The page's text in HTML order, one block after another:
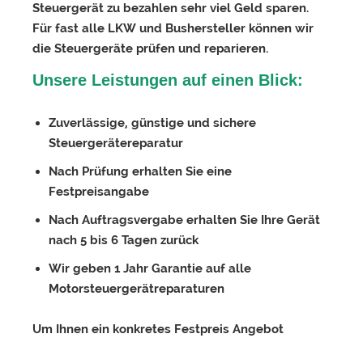
Steuergerät zu bezahlen sehr viel Geld sparen.
Für fast alle LKW und Bushersteller können wir
die Steuergeräte prüfen und reparieren.
Unsere Leistungen auf einen Blick:
Zuverlässige, günstige und sichere
Steuergerätereparatur
Nach Prüfung erhalten Sie eine
Festpreisangabe
Nach Auftragsvergabe erhalten Sie Ihre Gerät
nach 5 bis 6 Tagen zurück
Wir geben 1 Jahr Garantie auf alle
Motorsteuergerätreparaturen
Um Ihnen ein konkretes Festpreis Angebot